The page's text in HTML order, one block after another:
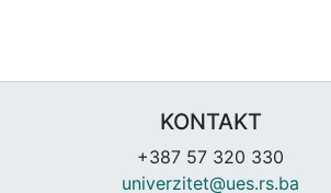
KONTAKT
+387 57 320 330
univerzitet@ues.rs.ba